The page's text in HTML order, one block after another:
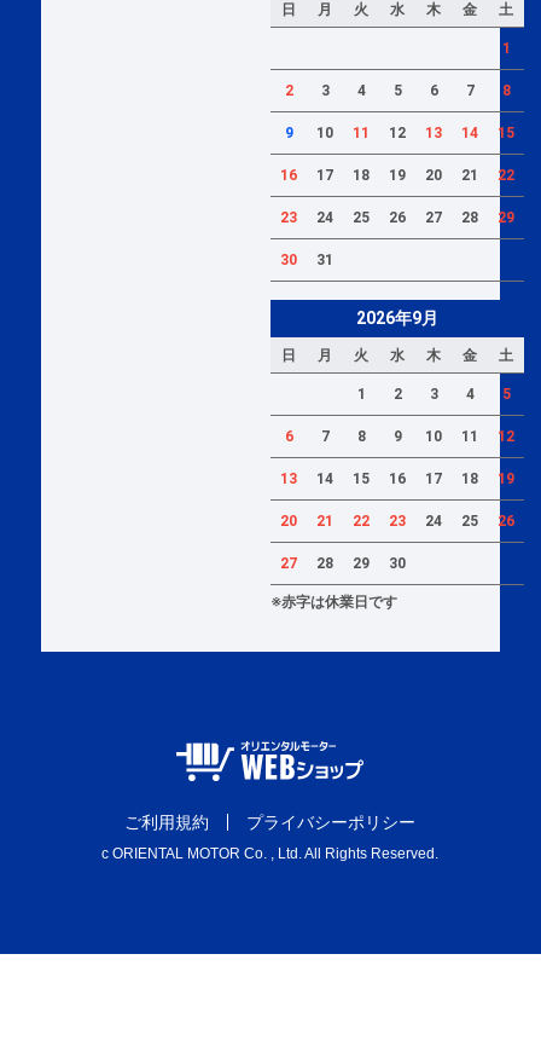
ご利用規約 プライバシーポリシー
c ORIENTAL MOTOR Co. , Ltd. All Rights Reserved.
日 月 火 水 木 金 土
1
2 3 4 5 6 7 8
9 10 11 12 13 14 15
16 17 18 19 20 21 22
23 24 25 26 27 28 29
30 31
2026年9月
日 月 火 水 木 金 土
1 2 3 4 5
6 7 8 9 10 11 12
13 14 15 16 17 18 19
20 21 22 23 24 25 26
27 28 29 30
※赤字は休業日です